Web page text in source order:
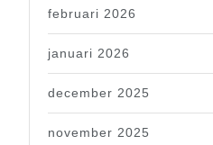
februari 2026
januari 2026
december 2025
november 2025